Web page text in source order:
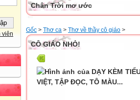
viên
Chân Trời mơ ước
Gốc > Thơ ca > Thơ về thầy cô giáo >
CÔ GIÁO NHỎ!